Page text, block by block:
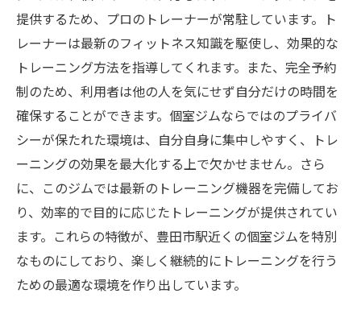
提供するため、プロのトレーナーが常駐しています。ト
レーナーは最新のフィットネス知識を駆使し、効果的な
トレーニング方法を指導してくれます。また、完全予約
制のため、利用者は他の人を気にせず自分だけの時間を
確保することができます。個室ジムならではのプライバ
シーが保たれた環境は、自分自身に集中しやすく、トレ
ーニングの効果を最大化する上で欠かせません。さら
に、このジムでは最新のトレーニング機器を完備してお
り、効率的で目的に応じたトレーニングが提供されてい
ます。これらの特徴が、豊田市駅近くの個室ジムを特別
なものにしており、楽しく継続的にトレーニングを行う
ための最適な環境を作り出しています。